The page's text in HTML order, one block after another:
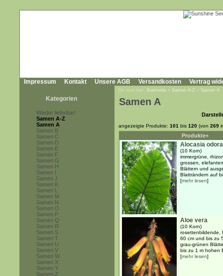
Impressum Kontakt Unsere AGB Versandkosten Vertrag
Kategorien
Wieder lieferbar!
Samen A-Z
Samen A
Samen B
Samen C
Samen D
Samen E
Samen F
Samen G
Samen H
Samen I
Samen J
Samen K
Samen L
Samen M
Samen N
Samen O
Samen P
Samen Q
Samen R
Samen S
Samen T
Samen U
Samen V
Samen W
Samen X
Samen Y
Samen Z
Sie sind hier: Startseite » Samen A-Z » Samen A
Samen A
angezeigte Produkte: 101 bis 120 (von 269
Produkte+
Alocasia
(10 Korn)
immergrüne,
grossen,
Blättern und
Blatträndern auf
[mehr lesen]
Aloe vera
(10 Korn)
rosettenbildende,
60 cm und bis zu
grau-grünen
bis zu 1 m hohen
[mehr lesen]